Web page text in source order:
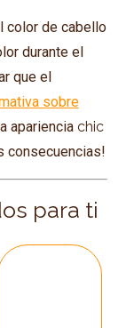
color de cabello
durante el
que el
sobre
apariencia chic
consecuencias!
para ti